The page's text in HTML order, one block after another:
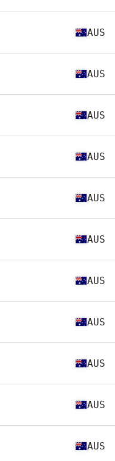
AUS
AUS
AUS
AUS
AUS
AUS
AUS
AUS
AUS
AUS
AUS